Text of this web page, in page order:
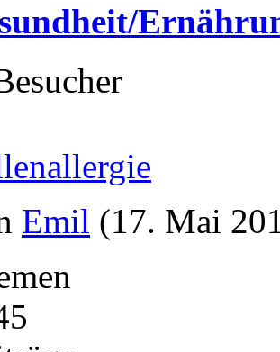
Emil (17. Mai